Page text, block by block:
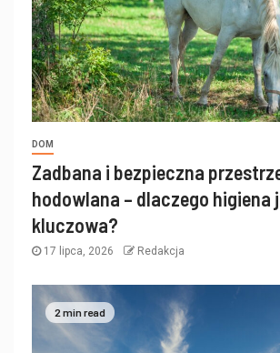
DOM
Zadbana i bezpieczna
hodowlana – dlaczego higiena
kluczowa?
17 lipca, 2026 Redakcja
2 min read